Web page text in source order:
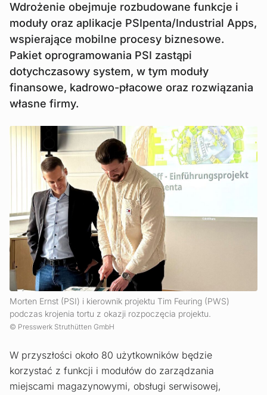
Wdrożenie obejmuje rozbudowane funkcje i
moduły oraz aplikacje PSIpenta/Industrial Apps,
wspierające mobilne procesy biznesowe.
Pakiet oprogramowania PSI zastąpi
dotychczasowy system, w tym moduły
finansowe, kadrowo-płacowe oraz rozwiązania
własne firmy.
Morten Ernst (PSI) i kierownik projektu Tim Feuring (PWS)
podczas krojenia tortu z okazji rozpoczęcia projektu.
Presswerk Struthütten GmbH
W przyszłości około 80 użytkowników będzie
korzystać z funkcji i modułów do zarządzania
miejscami magazynowymi, obsługi serwisowej,